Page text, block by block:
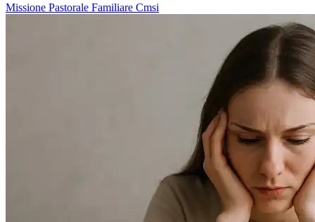
Missione Pastorale Familiare Cmsi